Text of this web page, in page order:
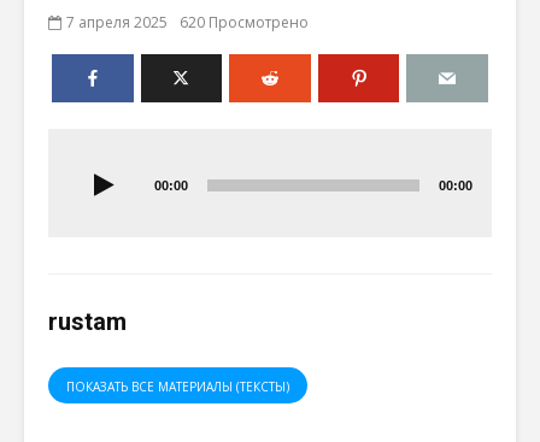
7 апреля 2025 620 Просмотрено
00:00 00:00
rustam
ПОКАЗАТЬ ВСЕ МАТЕРИАЛЫ (ТЕКСТЫ)